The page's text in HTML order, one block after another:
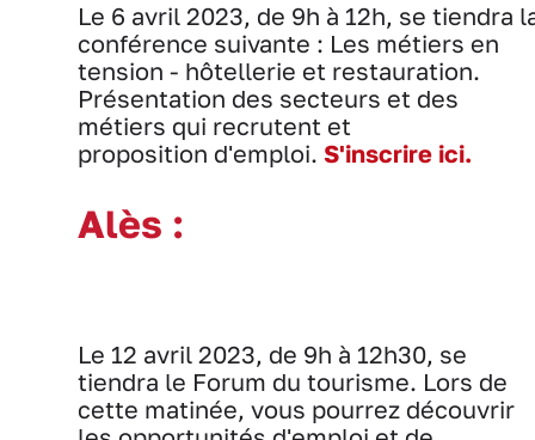
Le 6 avril 2023, de 9h à 12h, se tiendra
conférence suivante : Les métiers en
tension - hôtellerie et restauration.
Présentation des secteurs et des
métiers qui recrutent et
proposition d'emploi. S'inscrire ici.
Alès :
Le 12 avril 2023, de 9h à 12h30, se
tiendra le Forum du tourisme. Lors de
cette matinée, vous pourrez découvrir